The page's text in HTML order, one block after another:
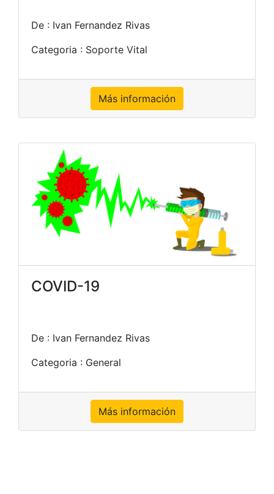
De : Ivan Fernandez Rivas
Categoria : Soporte Vital
COVID-19
De : Ivan Fernandez Rivas
Categoria : General